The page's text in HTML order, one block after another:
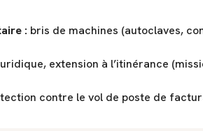
: bris de machines (autoclaves,
extension à l’itinérance
contre le vol de poste de